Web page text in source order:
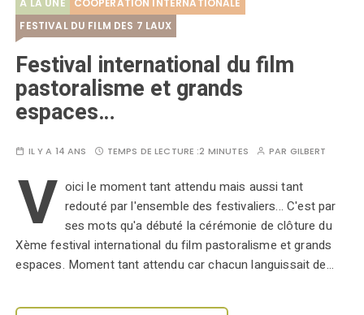
À LA UNE
COOPÉRATION INTERNATIONALE
FESTIVAL DU FILM DES 7 LAUX
Festival international du film
pastoralisme et grands
espaces…
IL Y A 14 ANS TEMPS DE LECTURE :2 MINUTES PAR GILBERT
V oici le moment tant attendu mais aussi tant
redouté par l'ensemble des festivaliers... C'est par
ses mots qu'a débuté la cérémonie de clôture du
Xème festival international du film pastoralisme et grands
espaces. Moment tant attendu car chacun languissait de…